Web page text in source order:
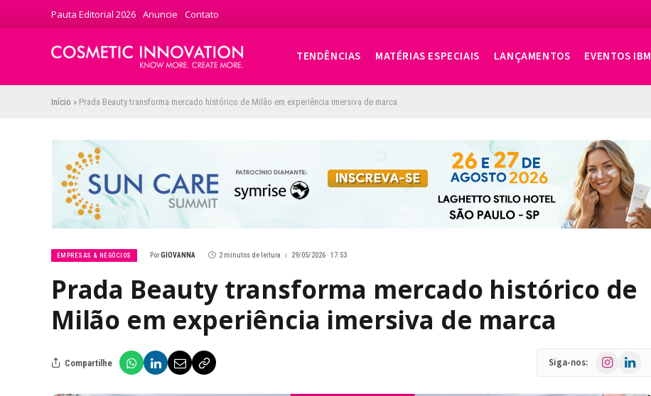
Pauta Editorial 2026 Anuncie Contato
TENDÊNCIAS MATÉRIAS ESPECIAIS LANÇAMENTOS EVENTOS IBM
Início » Prada Beauty transforma mercado histórico de Milão em experiência imersiva de marca
EMPRESAS & NEGÓCIOS Por GIOVANNA 2 minutos de leitura 29/05/2026 · 17:53
Prada Beauty transforma mercado histórico de
Milão em experiência imersiva de marca
Compartilhe Siga-nos: InstagramLinkedIn